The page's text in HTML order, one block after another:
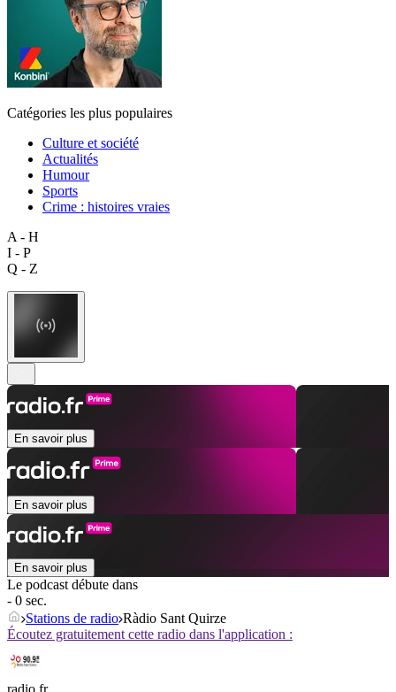
Catégories les plus populaires
Culture et société
Actualités
Humour
Sports
Crime : histoires vraies
A - H
I - P
Q - Z
En savoir plus
En savoir plus
En savoir plus
Le podcast débute dans
- 0 sec.
Stations de radio Ràdio Sant Quirze
Écoutez gratuitement cette radio dans l'application :